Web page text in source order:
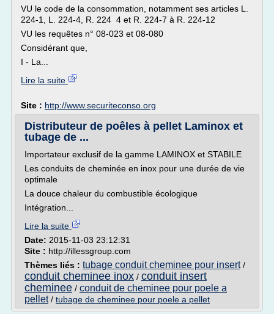
VU le code de la consommation, notamment ses articles L.
224-1, L. 224-4, R. 224 4 et R. 224-7 à R. 224-12
VU les requêtes n° 08-023 et 08-080
Considérant que,
I - La...
Lire la suite
Site : http://www.securiteconso.org
Distributeur de poêles à pellet Laminox et
tubage de ...
Importateur exclusif de la gamme LAMINOX et STABILE
Les conduits de cheminée en inox pour une durée de vie
optimale
La douce chaleur du combustible écologique
Intégration...
Lire la suite
Date: 2015-11-03 23:12:31
Site : http://illessgroup.com
Thèmes liés : tubage conduit cheminee pour insert/
conduit cheminee inox / conduit insert
cheminee / conduit de cheminee pour poele a
pellet/ tubage de cheminee pour poele a pellet